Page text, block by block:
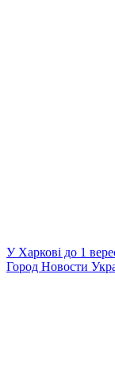
У Харкові до 1
Город Новости